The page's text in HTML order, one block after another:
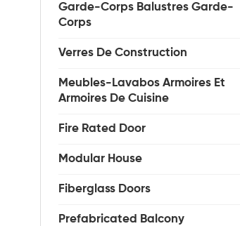
Garde-Corps Balustres Garde-
Corps
Verres De Construction
Meubles-Lavabos Armoires Et
Armoires De Cuisine
Fire Rated Door
Modular House
Fiberglass Doors
Prefabricated Balcony